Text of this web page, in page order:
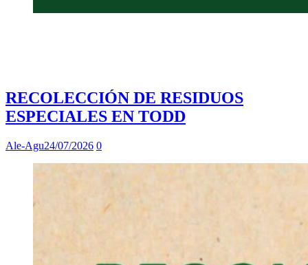
RECOLECCIÓN DE RESIDUOS
ESPECIALES EN TODD
Ale-Agu24/07/2026 0